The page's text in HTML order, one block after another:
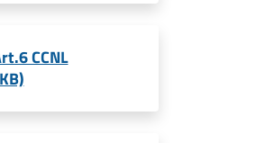
CCNL